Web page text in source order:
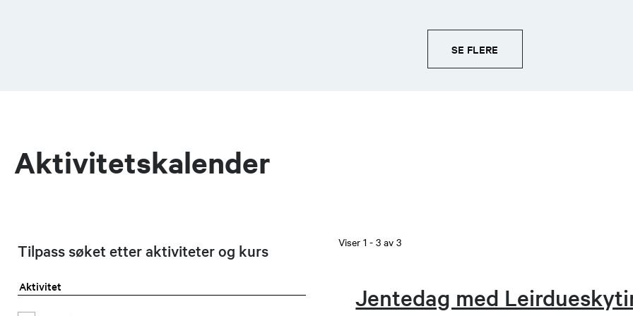
SE FLERE
Aktivitetskalender
Tilpass søket etter aktiviteter og kurs
Aktivitet
Viser1- 3av3
Jentedag med